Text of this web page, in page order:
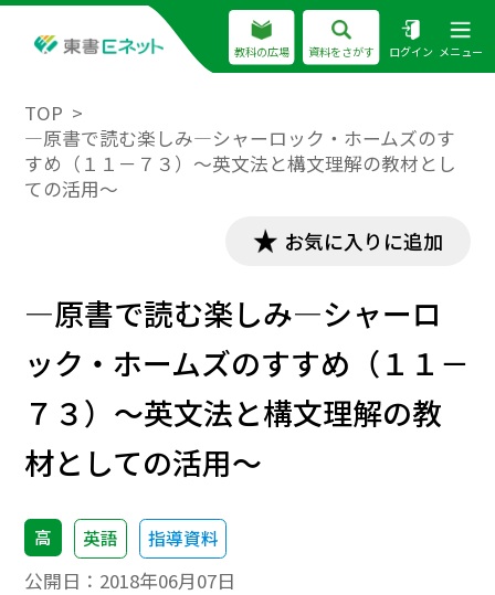
教科の広場 資料をさがす ログイン メニュー
TOP
―原書で読む楽しみ―シャーロック・ホームズのす
すめ（１１－７３）～英文法と構文理解の教材とし
ての活用～
お気に入りに追加
―原書で読む楽しみ―シャーロ
ック・ホームズのすすめ（１１－
７３）～英文法と構文理解の教
材としての活用～
高 英語 指導資料
公開日： 2018年06月07日